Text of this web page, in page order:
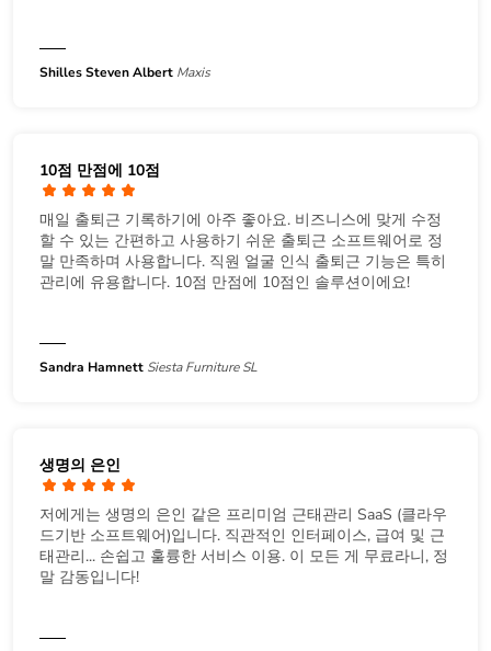
Shilles Steven Albert Maxis
10점 만점에 10점
매일 출퇴근 기록하기에 아주 좋아요. 비즈니스에 맞게 수정
할 수 있는 간편하고 사용하기 쉬운 출퇴근 소프트웨어로 정
말 만족하며 사용합니다. 직원 얼굴 인식 출퇴근 기능은 특히
관리에 유용합니다. 10점 만점에 10점인 솔루션이에요!
Sandra Hamnett Siesta Furniture SL
생명의 은인
저에게는 생명의 은인 같은 프리미엄 근태관리 SaaS (클라우
드기반 소프트웨어)입니다. 직관적인 인터페이스, 급여 및 근
태관리... 손쉽고 훌륭한 서비스 이용. 이 모든 게 무료라니, 정
말 감동입니다!